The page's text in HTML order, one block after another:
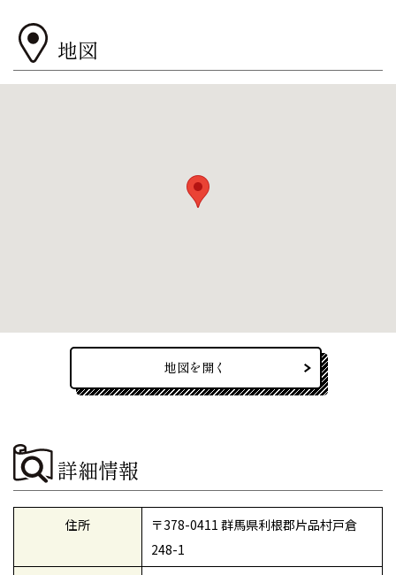
地図
地図を開く
詳細情報
住所
〒378-0411 群馬県利根郡片品村戸倉
248-1